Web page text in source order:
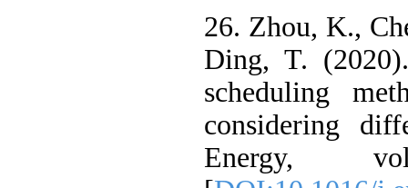
26. Zhou, K.,
Ding, T.
scheduling
considering
Energy,